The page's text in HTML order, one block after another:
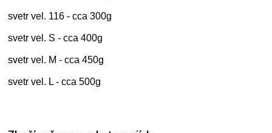
svetr vel. 116 - cca 300g
svetr vel. S - cca 400g
svetr vel. M - cca 450g
svetr vel. L - cca 500g